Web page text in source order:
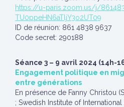
https://u-paris.zoom.us/j/
TU0ppeHN6aTljY3o2UT09
ID de réunion: 861 4838 9637
Code secret: 290188
Séance 3 – 9 avril 2024 (14h-
Engagement politique en
entre générations
En présence de Fanny Christou
; Swedish Institute of